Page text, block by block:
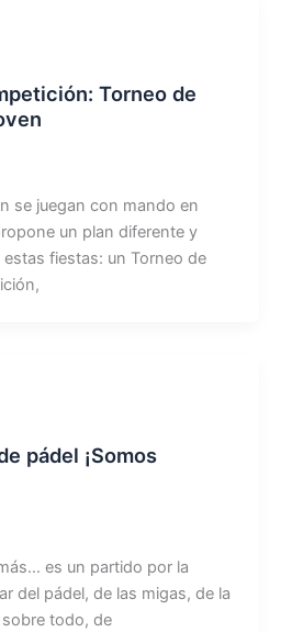
Torneo de
se juegan con mando en
un plan diferente y
fiestas: un Torneo de
pádel ¡Somos
es un partido por la
del pádel, de las migas, de la
todo, de